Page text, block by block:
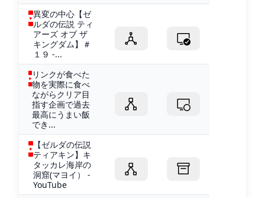
異変の中心【ゼ
ルダの伝説 ティ
アーズ オブ ザ
キングダム】＃
１９ -...
リンクが食べた
物を実際に食べ
ながらクリア目
指す企画で過去
最高にうまい飯
でき...
【ゼルダの伝説
ティアキン】キ
タッカレ海岸の
洞窟(マヨイ） -
YouTube